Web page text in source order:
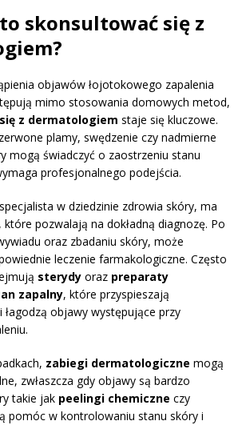
skonsultować się z
objawów łojotokowego zapalenia
mimo stosowania domowych metod,
z dermatologiem staje się kluczowe.
plamy, swędzenie czy nadmierne
mogą świadczyć o zaostrzeniu stanu
profesjonalnego podejścia.
w dziedzinie zdrowia skóry, ma
które pozwalają na dokładną diagnozę. Po
oraz zbadaniu skóry, może
leczenie farmakologiczne. Często
sterydy oraz preparaty
zapalny, które przyspieszają
łagodzą objawy występujące przy
zabiegi dermatologiczne mogą
zwłaszcza gdy objawy są bardzo
takie jak peelingi chemiczne czy
pomóc w kontrolowaniu stanu skóry i